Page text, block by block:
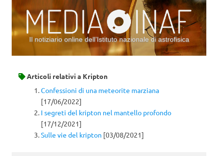
Il notiziario online dell’Istituto nazionale di astrofisica
Articoli relativi a Kripton
Confessioni di una meteorite marziana
[17/06/2022]
I segreti del kripton nel mantello profondo
[17/12/2021]
Sulle vie del kripton [03/08/2021]